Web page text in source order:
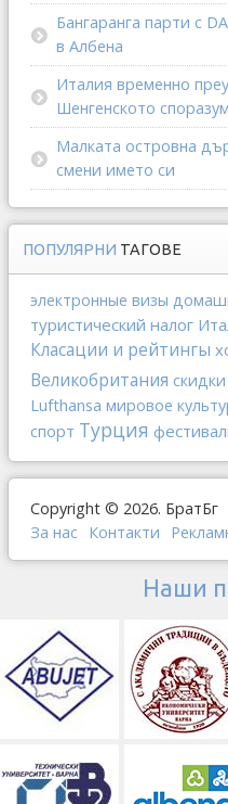
Бангаранга парти с
в Албена
Италия временно
Шенгенското
Малката островна
смени името си
ПОПУЛЯРНИ ТАГОВЕ
электронные визы
туристический налог
Класации и рейтингы
Великобритания скидки
Lufthansa мировое
спорт Турция
Copyright © 2026. БратБг
За нас Контакти
Наши